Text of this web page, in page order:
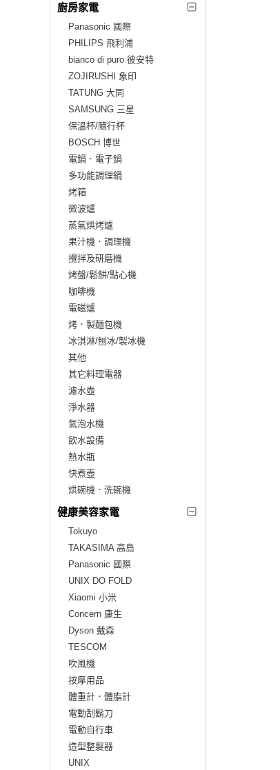
廚房家電
Panasonic 國際
PHILIPS 飛利浦
bianco di puro 彼安特
ZOJIRUSHI 象印
TATUNG 大同
SAMSUNG 三星
保溫杯/隨行杯
BOSCH 博世
電鍋．電子鍋
多功能調理鍋
烤箱
微波爐
蒸氣烘烤爐
果汁機．調理機
攪拌及研磨機
烤盤/鬆餅/點心機
咖啡機
電磁爐
烤．製麵包機
冰淇淋/刨冰/製冰機
其他
其它料理電器
濾水壺
淨水器
氣泡水機
飲水設備
熱水瓶
快煮壺
烘碗機．洗碗機
健康美容家電
Tokuyo
TAKASIMA 高島
Panasonic 國際
UNIX DO FOLD
Xiaomi 小米
Concern 康生
Dyson 戴森
TESCOM
吹風機
按摩用品
體重計．體脂計
電動刮鬍刀
電動自行車
造型整髮器
UNIX